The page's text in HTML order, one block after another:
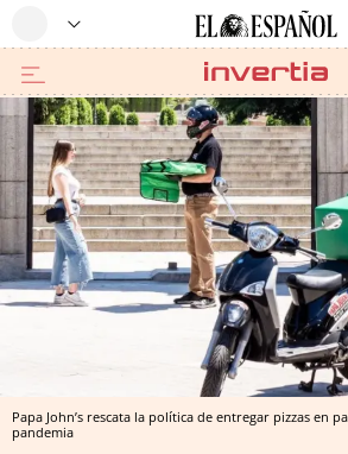
Papa John’s rescata la política de entregar pizzas en
pandemia